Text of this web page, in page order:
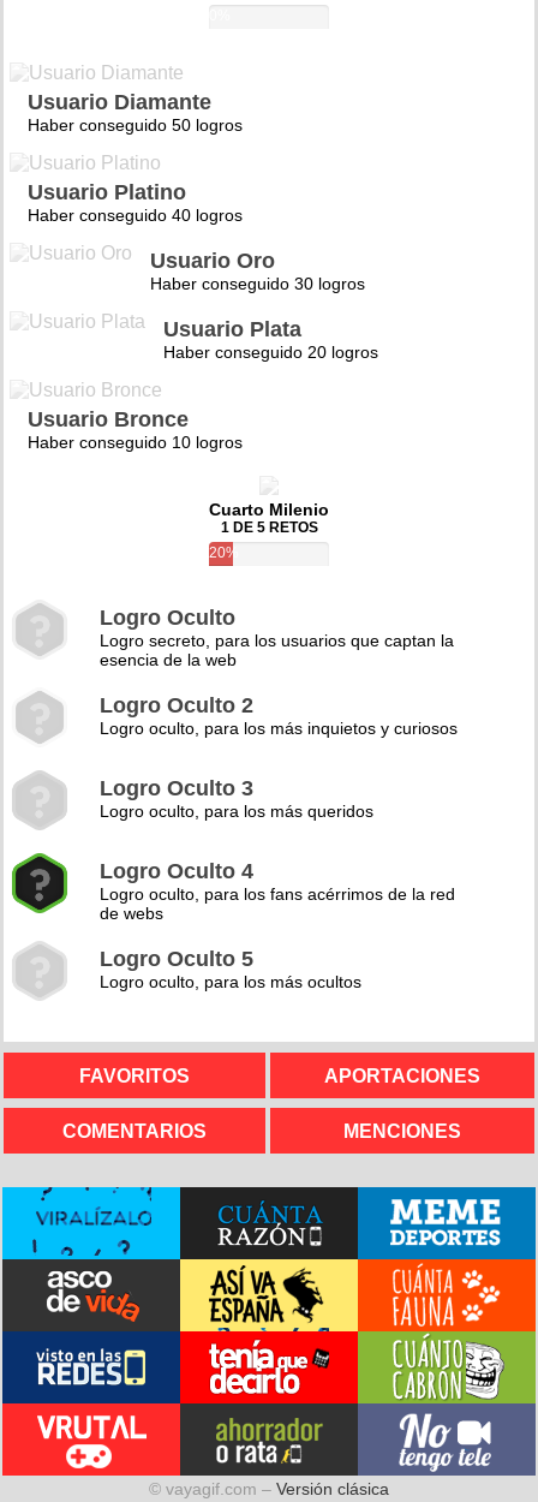
Usuario Diamante
Haber conseguido 50 logros
Usuario Platino
Haber conseguido 40 logros
Usuario Oro
Haber conseguido 30 logros
Usuario Plata
Haber conseguido 20 logros
Usuario Bronce
Haber conseguido 10 logros
Cuarto Milenio
1 DE 5 RETOS
20%
Logro Oculto
Logro secreto, para los usuarios que captan la
esencia de la web
Logro Oculto 2
Logro oculto, para los más inquietos y curiosos
Logro Oculto 3
Logro oculto, para los más queridos
Logro Oculto 4
Logro oculto, para los fans acérrimos de la red
de webs
Logro Oculto 5
Logro oculto, para los más ocultos
FAVORITOS APORTACIONES
COMENTARIOS MENCIONES
© vayagif.com – Versión clásica